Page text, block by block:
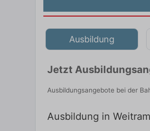
Ausbildung
Jetzt
Ausbildungsangebote bei der
Ausbildung in